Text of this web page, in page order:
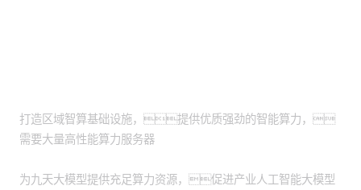
打造区域智算基础设施，提供优质强劲的智能算力，
需要大量高性能算力服务器
为九天大模型提供充足算力资源，促进产业人工智能大模型